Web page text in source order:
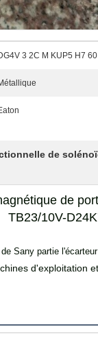
3 2C M KUP5 H7
de
de
TB23/10V-
Sany partie
d'exploitation